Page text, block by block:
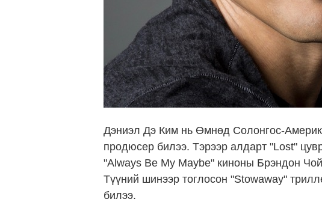
Дэниэл Дэ Ким нь Өмнөд Солонгос-
продюсер билээ. Тэрээр алдарт "Lost"
"Always Be My Maybe" киноны Брэндон
Түүний шинээр тоглосон "Stowaway"
билээ.